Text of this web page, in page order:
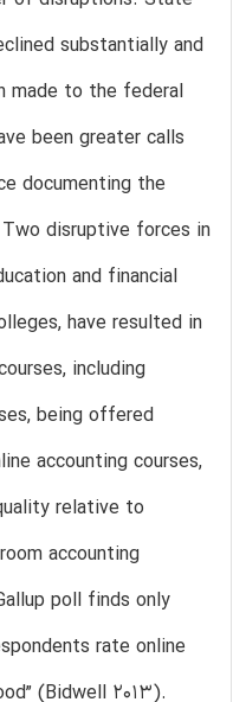
substantially and
made to the federal
been greater calls
documenting the
disruptive forces in
and financial
have resulted in
including
being offered
accounting courses,
relative to
accounting
poll finds only
rate online
(Bidwell 2013).